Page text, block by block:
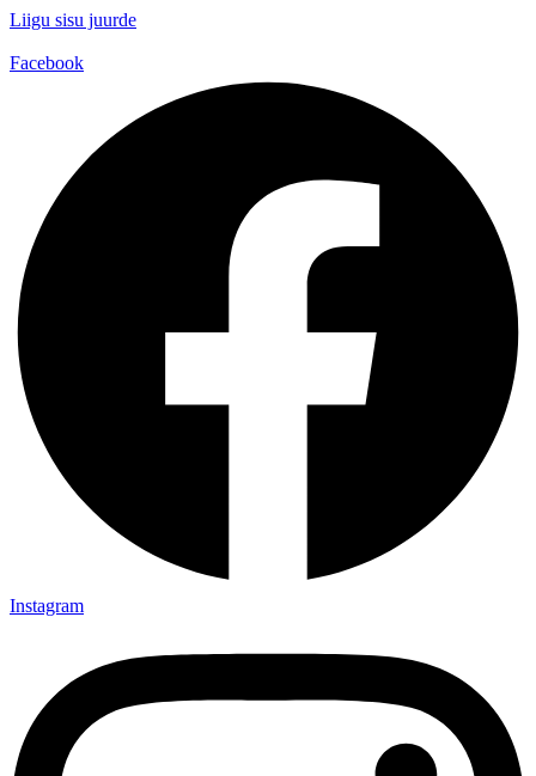
Liigu sisu juurde
Facebook
Instagram